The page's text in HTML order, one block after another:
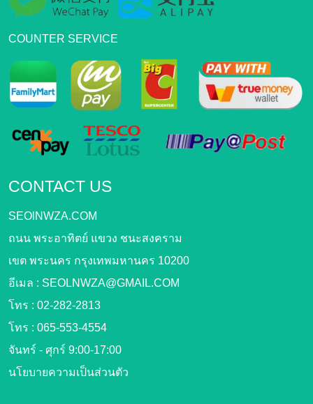
COUNTER SERVICE
CONTACT US
SEOlNWZA.COM
ถนน พระอาทิตย์ แขวง ชนะสงคราม
เขต พระนคร กรุงเทพมหานคร 10200
อีเมล : SEOLNWZA@GMAIL.COM
โทร : 02-282-2813
โทร : 065-553-4554
จันทร์ - ศุกร์ 9:00-17:00
นโยบายความเป็นส่วนตัว